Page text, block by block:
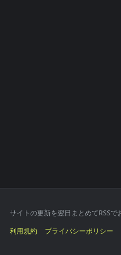
サイトの更新を翌日まとめてRSS
利用規約
プライバシーポリシー